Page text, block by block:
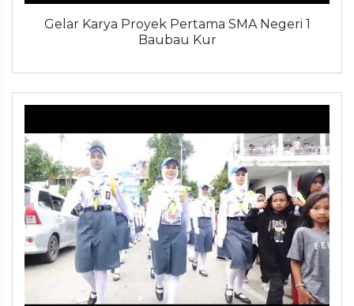
Gelar Karya Proyek Pertama SMA Negeri 1
Baubau Kur